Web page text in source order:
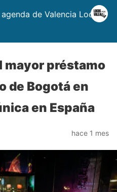
de Valencia Locos
mayor préstamo
de Bogotá en
en España
hace 1 mes